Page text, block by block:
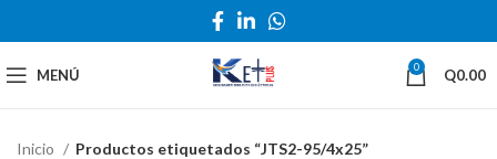
MENÚ 0 Q0.00
Inicio
Productos etiquetados “JTS2-95/4x25”